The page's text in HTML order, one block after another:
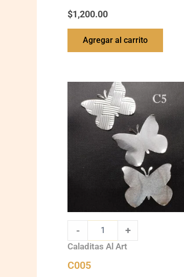
$1,200.00
Agregar al carrito
C005
quantity
- +
Caladitas Al Art
C005